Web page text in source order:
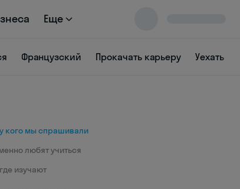
Еще
Французский Прокачать карьеру Уехать
кого мы спрашивали
любят учиться
изучают